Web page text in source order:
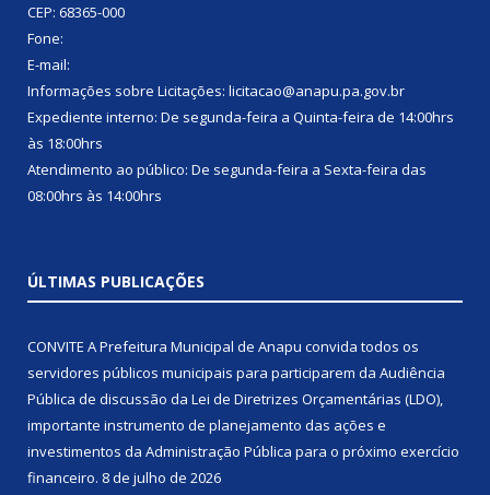
CEP: 68365-000
Fone:
E-mail:
Informações sobre Licitações: licitacao@anapu.pa.gov.br
Expediente interno: De segunda-feira a Quinta-feira de 14:00hrs
às 18:00hrs
Atendimento ao público: De segunda-feira a Sexta-feira das
08:00hrs às 14:00hrs
ÚLTIMAS PUBLICAÇÕES
CONVITE A Prefeitura Municipal de Anapu convida todos os
servidores públicos municipais para participarem da Audiência
Pública de discussão da Lei de Diretrizes Orçamentárias (LDO),
importante instrumento de planejamento das ações e
investimentos da Administração Pública para o próximo exercício
financeiro. 8 de julho de 2026